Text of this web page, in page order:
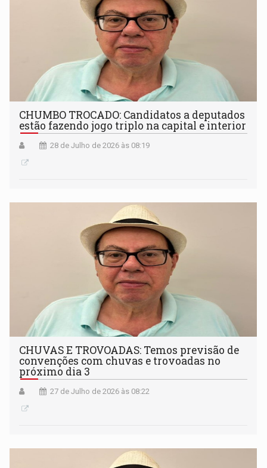
CHUMBO TROCADO: Candidatos a deputados
estão fazendo jogo triplo na capital e interior
28 de Julho de 2026 às 08:19
CHUVAS E TROVOADAS: Temos previsão de
convenções com chuvas e trovoadas no
próximo dia 3
27 de Julho de 2026 às 08:22